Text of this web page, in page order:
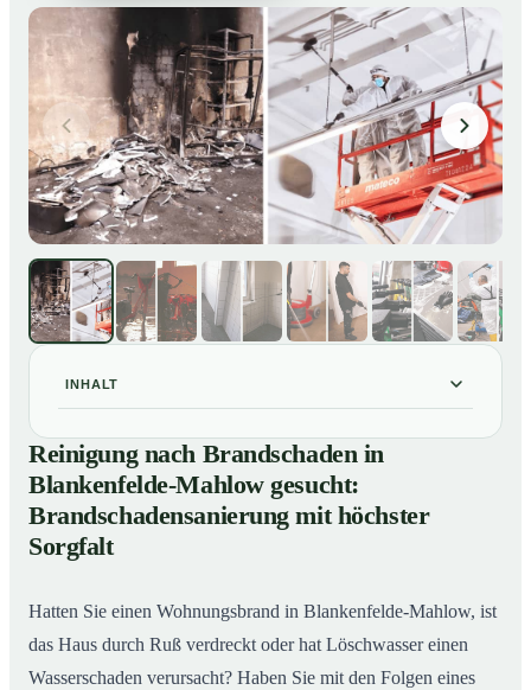
INHALT
01Reinigung nach Brandschaden in Blankenfelde-Mahlow
gesucht: Brandschadensanierung mit höchster Sorgfalt
Brandreinigung in Blankenfelde-Mahlow – Profis im
Einsatz
Reinigung nach Brandschaden in
Blankenfelde-Mahlow gesucht:
Brandschadensanierung mit höchster
Sorgfalt
Hatten Sie einen Wohnungsbrand in Blankenfelde-Mahlow, ist
das Haus durch Ruß verdreckt oder hat Löschwasser einen
Wasserschaden verursacht? Haben Sie mit den Folgen eines